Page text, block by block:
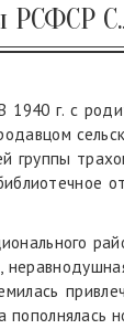
РСФСР
1940 г. с
группы